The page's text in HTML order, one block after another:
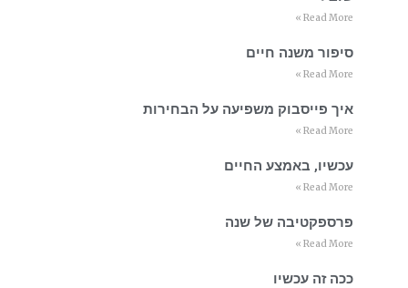
Read More »
סיפור משנה חיים
Read More »
איך פייסבוק משפיעה על הבחירות
Read More »
עכשיו, באמצע החיים
Read More »
פרספקטיבה של שנה
Read More »
ככה זה עכשיו